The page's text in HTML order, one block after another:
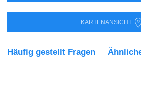
KARTENANSICHT
Häufig gestellt Fragen